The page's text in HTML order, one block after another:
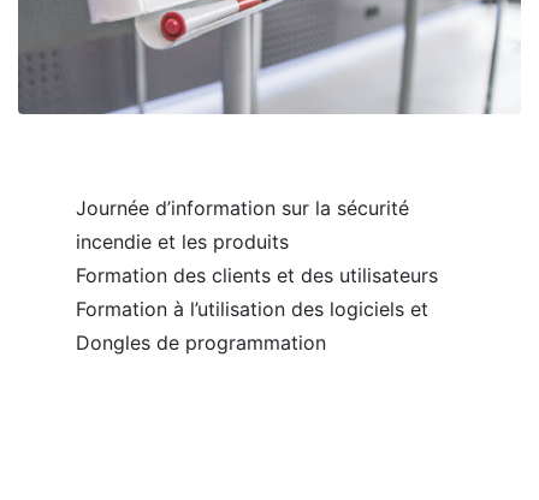
Journée d’information sur la sécurité
incendie et les produits
Formation des clients et des utilisateurs
Formation à l’utilisation des logiciels et
Dongles de programmation